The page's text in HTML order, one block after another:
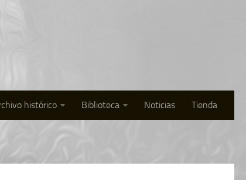
histórico Biblioteca Noticias Tienda